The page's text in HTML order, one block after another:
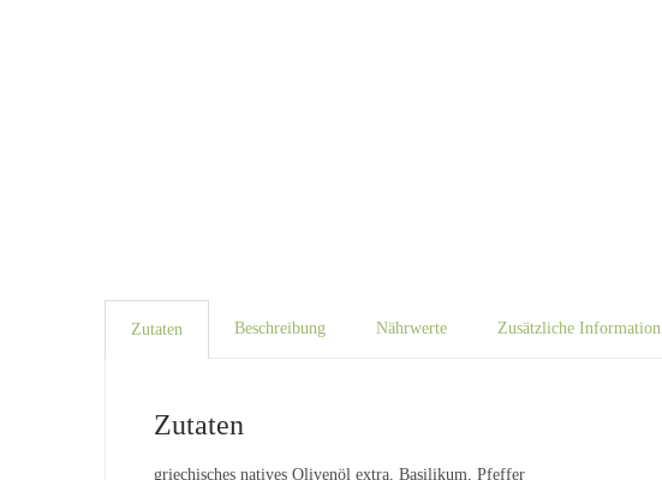
Zutaten Beschreibung Nährwerte Zusätzliche Information
Zutaten
griechisches natives Olivenöl extra, Basilikum, Pfeffer